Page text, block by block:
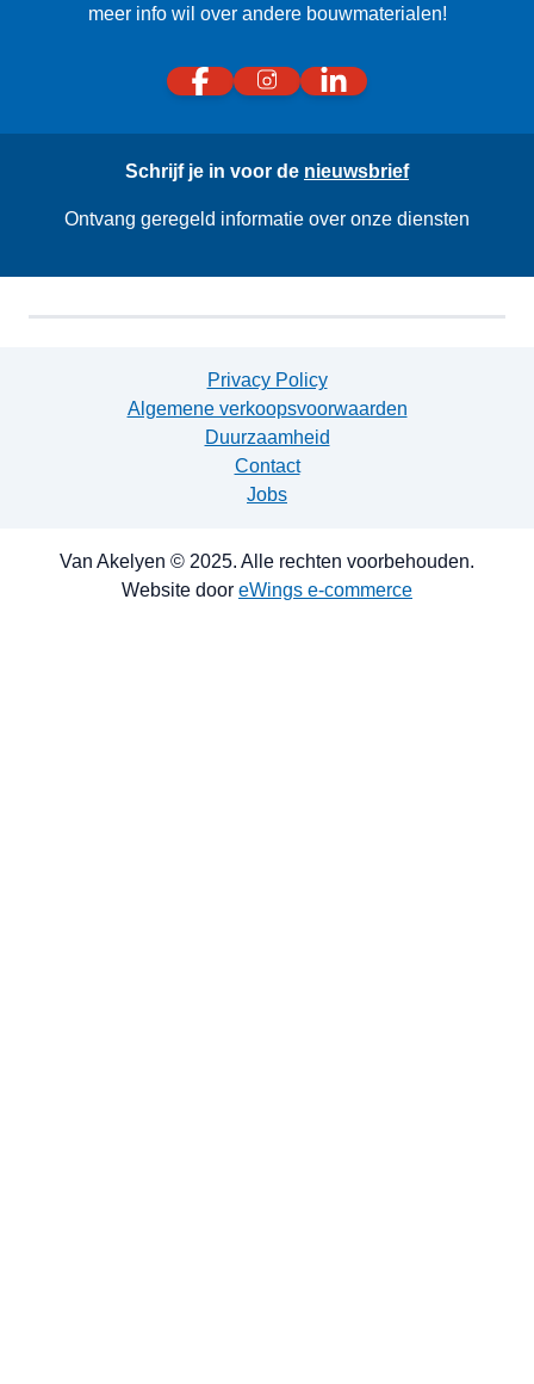
meer info wil over andere bouwmaterialen!
Schrijf je in voor de nieuwsbrief
Ontvang geregeld informatie over onze diensten
Privacy Policy
Algemene verkoopsvoorwaarden
Duurzaamheid
Contact
Jobs
Van Akelyen © 2025. Alle rechten voorbehouden.
Website door eWings e-commerce